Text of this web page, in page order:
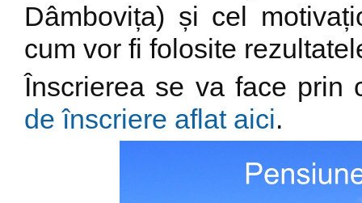
Dâmbovița) și cel
cum vor fi folosite
Înscrierea se va face prin
de înscriere aflat aici.